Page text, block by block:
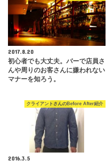
2017.8.20
初心者でも大丈夫。バーで店員さ
んや周りのお客さんに嫌われない
マナーを知ろう。
クライアントさんのBefore After紹介
2016.3.5